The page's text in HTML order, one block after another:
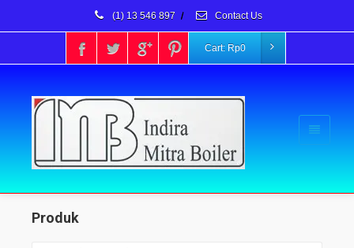
(1) 13 546 897 / Contact Us
Cart: Rp0
Produk